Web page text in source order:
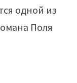
одной из
Поля